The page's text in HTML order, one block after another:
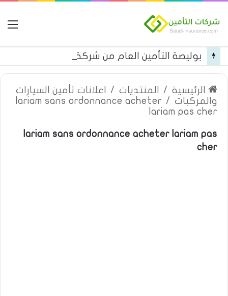
الرئيسية / المنتديات /
اعلانات تأمين السيارات
والمركبات /
lariam sans ordonnance acheter
lariam pas cher
lariam sans ordonnance acheter lariam pas
cher